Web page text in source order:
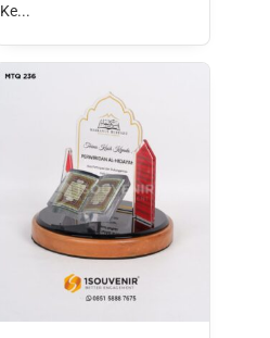
Ke...